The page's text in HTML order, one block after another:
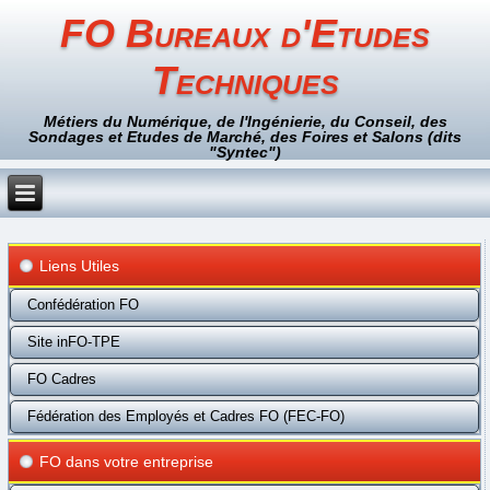
FO Bureaux d'Etudes
Techniques
Métiers du Numérique, de l'Ingénierie, du Conseil, des
Sondages et Etudes de Marché, des Foires et Salons (dits
"Syntec")
Liens Utiles
Confédération FO
Site inFO-TPE
FO Cadres
Fédération des Employés et Cadres FO (FEC-FO)
FO dans votre entreprise